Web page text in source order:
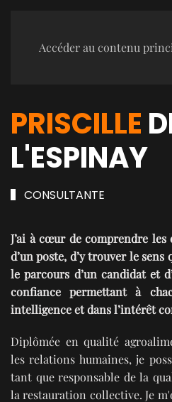
Accéder au contenu
PRISCILLE
L'ESPINAY
CONSULTANTE
J’ai à cœur de comprendre
d’un poste, d’y trouver le
le parcours d’un candidat et
confiance permettant à
intelligence et dans l’intérêt
Diplômée en qualité
les relations humaines, je
tant que responsable de la
la restauration collective. Je